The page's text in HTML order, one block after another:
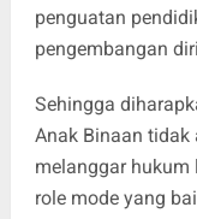
penguatan
pengembangan
Sehingga
Anak Binaan tidak
melanggar
role mode yang